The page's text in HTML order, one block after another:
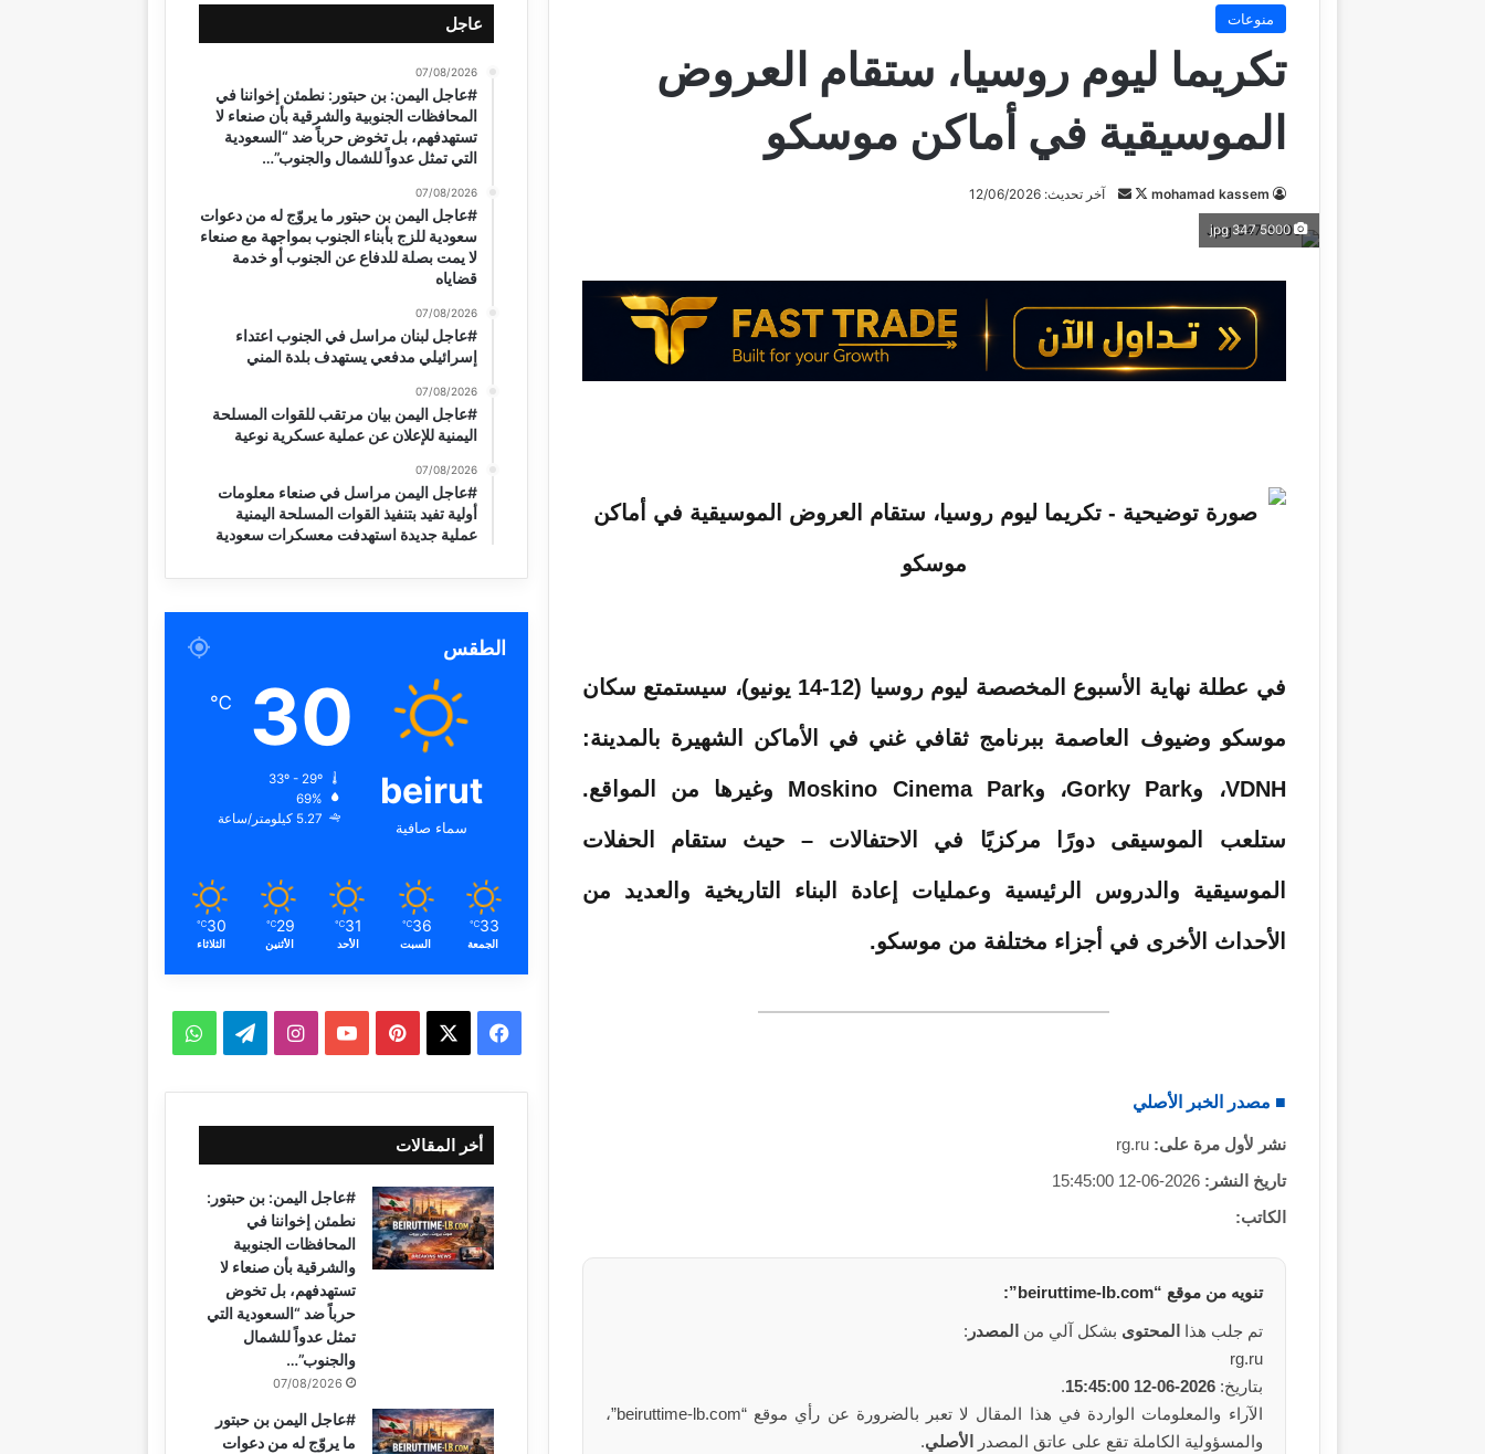
منوعات
تكريما ليوم روسيا، ستقام العروض
الموسيقية في أماكن موسكو
mohamad kassem
ت
ل
ى
X
ر
ي
د
ت
آخر تحديث: 12/06/2026
5000 347 jpg
في عطلة نهاية الأسبوع المخصصة ليوم روسيا (12-14 يونيو)، سيستمتع سكان
موسكو وضيوف العاصمة ببرنامج ثقافي غني في الأماكن الشهيرة بالمدينة:
VDNH، وGorky Park، وMoskino Cinema Park وغيرها من المواقع.
ستلعب الموسيقى دورًا مركزيًا في الاحتفالات – حيث ستقام الحفلات
الموسيقية والدروس الرئيسية وعمليات إعادة البناء التاريخية والعديد من
الأحداث الأخرى في أجزاء مختلفة من موسكو.
■ مصدر الخبر الأصلي
نشر لأول مرة على: rg.ru
تاريخ النشر: 2026-06-12 15:45:00
الكاتب:
تنويه منموقع “beiruttime-lb.com”:
تم جلب هذا المحتوى بشكل آلي من المصدر :
rg.ru
بتاريخ:2026-06-12 15:45:00
.
الآراء والمعلومات الواردة في هذا المقال لا تعبر بالضرورة عن رأي موقع “beiruttime-lb.com”،
والمسؤولية الكاملة تقع على عاتق المصدر
الأصلي.
عاجل
07/08/2026
#عاجل اليمن: بن حبتور: نطمئن إخواننا في
المحافظات الجنوبية والشرقية بأن صنعاء لا
تستهدفهم، بل تخوض حرباً ضد “السعودية
التي تمثل عدواً للشمال والجنوب”…
07/08/2026
#عاجل اليمن بن حبتور ما يروّج له من دعوات
سعودية للزج بأبناء الجنوب بمواجهة مع صنعاء
لا يمت بصلة للدفاع عن الجنوب أو خدمة
قضاياه
07/08/2026
#عاجل لبنان مراسل في الجنوب اعتداء
إسرائيلي مدفعي يستهدف بلدة المني
07/08/2026
#عاجل اليمن بيان مرتقب للقوات المسلحة
اليمنية للإعلان عن عملية عسكرية نوعية
07/08/2026
#عاجل اليمن مراسل في صنعاء معلومات
أولية تفيد بتنفيذ القوات المسلحة اليمنية
عملية جديدة استهدفت معسكرات سعودية
الطقس
beirut
سماء صافية
30
℃
69%
5.27 كيلومتر/ساعة
33
℃
الجمعة
36
℃
السبت
31
℃
الأحد
29
℃
الأثنين
30
℃
الثلاثاء
س
ب
و
ك
ب
ن
ت
ي
ر
o
u
T
u
b
e
ا
س
ت
ق
ر
ا
م
ل
ق
ر
ا
م
و
أخر المقالات
#عاجل اليمن: بن حبتور:
نطمئن إخواننا في
المحافظات الجنوبية
والشرقية بأن صنعاء لا
تستهدفهم، بل تخوض
حرباً ضد “السعودية التي
تمثل عدواً للشمال
والجنوب”…
07/08/2026
#عاجل اليمن بن حبتور
ما يروّج له من دعوات